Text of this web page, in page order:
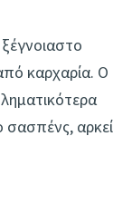
καρχαρία. Ο
σασπένς, αρκεί